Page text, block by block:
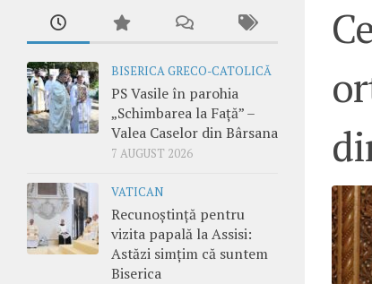
BISERICA GRECO-CATOLICĂ
PS Vasile în parohia
„Schimbarea la Față” –
Valea Caselor din Bârsana
7 AUGUST 2026
VATICAN
Recunoștință pentru
vizita papală la Assisi:
Astăzi simțim că suntem
Biserica